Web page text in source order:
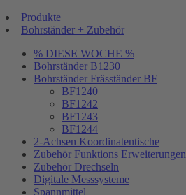
Produkte
Bohrständer + Zubehör
% DIESE WOCHE %
Bohrständer B1230
Bohrständer Fräsständer BF
BF1240
BF1242
BF1243
BF1244
2-Achsen Koordinatentische
Zubehör Funktions Erweiterungen
Zubehör Drechseln
Digitale Messsysteme
Spannmittel